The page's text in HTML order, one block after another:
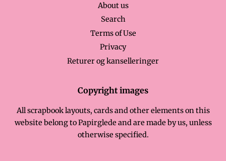
About us
Search
Terms of Use
Privacy
Returer og kanselleringer
Copyright images
All scrapbook layouts, cards and other elements on this
website belong to Papirglede and are made by us, unless
otherwise specified.